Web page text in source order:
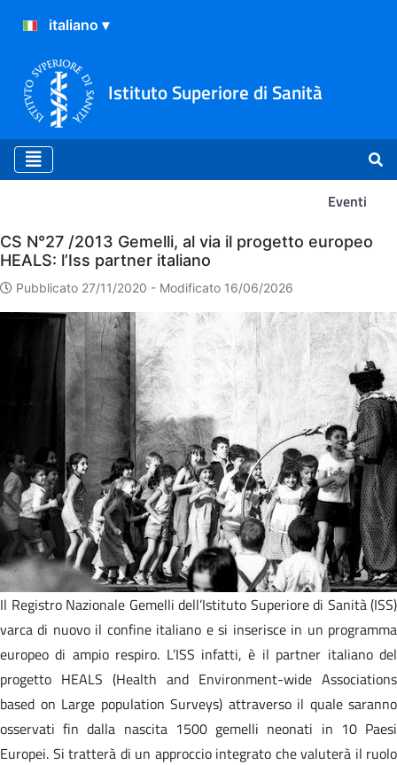
Istituto Superiore di Sanità
Eventi
Eventi
CS N°27 /2013 Gemelli, al via il progetto europeo
HEALS: l’Iss partner italiano
Pubblicato 27/11/2020 - Modificato 16/06/2026
Il Registro Nazionale Gemelli dell’Istituto Superiore di Sanità (ISS)
varca di nuovo il confine italiano e si inserisce in un programma
europeo di ampio respiro. L’ISS infatti, è il partner italiano del
progetto HEALS (Health and Environment-wide Associations
based on Large population Surveys) attraverso il quale saranno
osservati fin dalla nascita 1500 gemelli neonati in 10 Paesi
Europei. Si tratterà di un approccio integrato che valuterà il ruolo